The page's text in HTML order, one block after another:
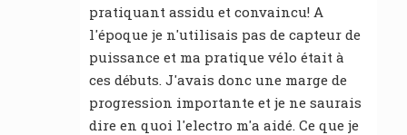
pratiquant assidu et convaincu! A
l'époque je n'utilisais pas de capteur de
puissance et ma pratique vélo était à
ces débuts. J'avais donc une marge de
progression importante et je ne saurais
dire en quoi l'electro m'a aidé. Ce que je